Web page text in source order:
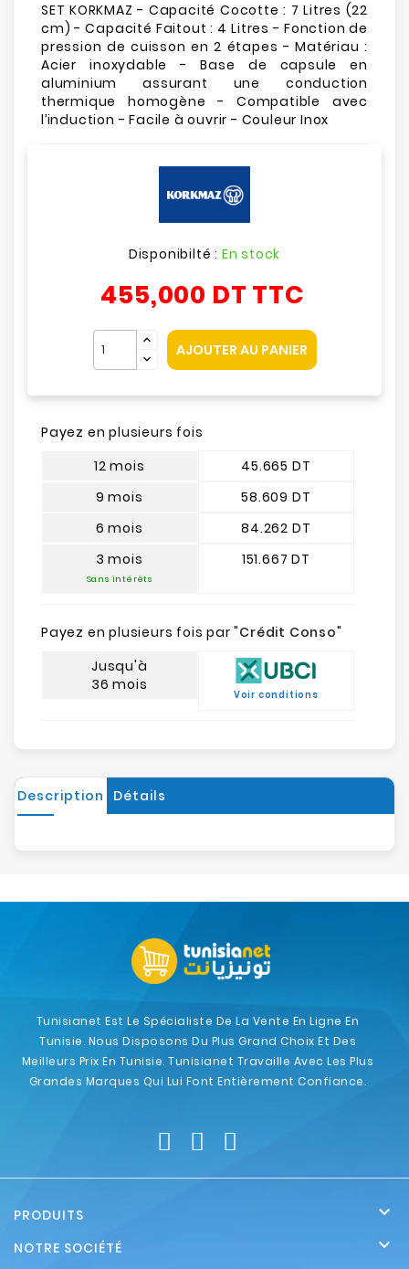
SET KORKMAZ - Capacité Cocotte : 7 Litres (22
cm) - Capacité Faitout : 4 Litres - Fonction de
pression de cuisson en 2 étapes - Matériau :
Acier inoxydable - Base de capsule en
aluminium assurant une conduction
thermique homogène - Compatible avec
l’induction - Facile à ouvrir - Couleur Inox
Disponibilté : En stock
455,000 DT TTC
AJOUTER AU PANIER
Payez en plusieurs fois
12 mois
9 mois
6 mois
3 mois
Sans intérêts
45.665 DT
58.609 DT
84.262 DT
151.667 DT
Payez en plusieurs fois par "Crédit Conso"
Jusqu'à
36 mois
Voir conditions
Description Détails
Tunisianet Est Le Spécialiste De La Vente En Ligne En
Tunisie. Nous Disposons Du Plus Grand Choix Et Des
Meilleurs Prix En Tunisie. Tunisianet Travaille Avec Les Plus
Grandes Marques Qui Lui Font Entièrement Confiance.
PRODUITS 
NOTRE SOCIÉTÉ
